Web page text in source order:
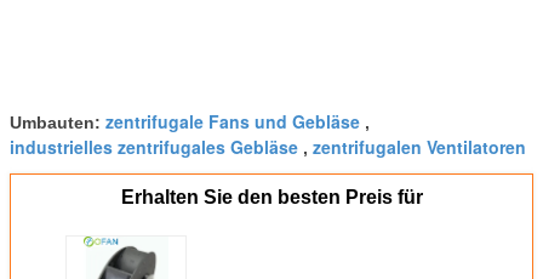
Umbauten: zentrifugale Fans und Gebläse ,
industrielles zentrifugales Gebläse , zentrifugalen Ventilatoren
Erhalten Sie den besten Preis für